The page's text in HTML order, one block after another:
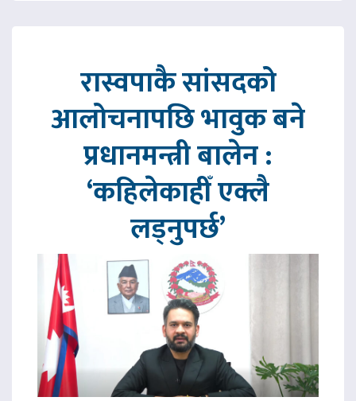
रास्वपाकै सांसदको
आलोचनापछि भावुक बने
प्रधानमन्त्री बालेन :
‘कहिलेकाहीँ एक्लै
लड्नुपर्छ’